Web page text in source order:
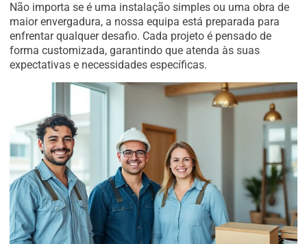
Não importa se é uma instalação simples ou uma obra de
maior envergadura, a nossa equipa está preparada para
enfrentar qualquer desafio. Cada projeto é pensado de
forma customizada, garantindo que atenda às suas
expectativas e necessidades específicas.